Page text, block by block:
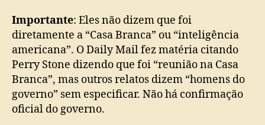
Importante: Eles não dizem que foi
diretamente a “Casa Branca” ou “inteligência
americana”. O Daily Mail fez matéria citando
Perry Stone dizendo que foi “reunião na Casa
Branca”, mas outros relatos dizem “homens do
governo” sem especificar. Não há confirmação
oficial do governo.